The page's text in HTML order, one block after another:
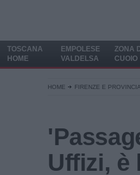
TOSCANA
HOME
EMPOLESE
VALDELSA
ZONA
CUOIO
HOME FIRENZE E PROVINCIA
Uffizi, è